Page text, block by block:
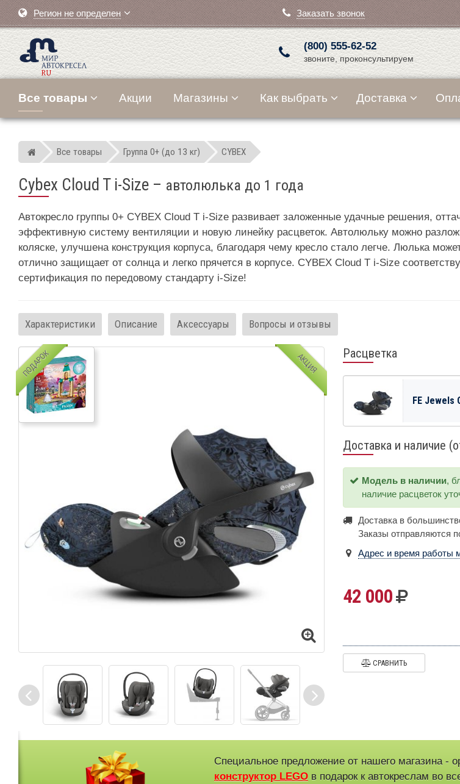
Регион не определен Заказать звонок
(800) 555-62-52
звоните, проконсультируем
Все товары Акции Магазины Как выбрать Доставка
Мир детских автокресел
Все товары Группа 0+ (до 13 кг) CYBEX
Cybex Cloud T i-Size – автолюлька до 1 года
Автокресло группы 0+ CYBEX Cloud T i-Size развивает заложенные удачные решения,
эффективную систему вентиляции и новую линейку расцветок. Автолюльку можно
коляске, улучшена конструкция корпуса, благодаря чему кресло стало легче. Люлька
отлично защищает от солнца и легко прячется в корпусе. CYBEX Cloud T i-Size
сертификация по передовому стандарту i-Size!
Характеристики Описание Аксессуары Вопросы и отзывы
АКЦИЯ
ПОДАРОК Расцветка
FE Jewels
Доставка и наличие
Модель в наличии,
наличие расцветок
Доставка в
Заказы отправляются
Адрес и время работы
42 000
СРАВНИТЬ
Специальное предложение от нашего магазина -
конструктор LEGO в подарок к автокреслам во